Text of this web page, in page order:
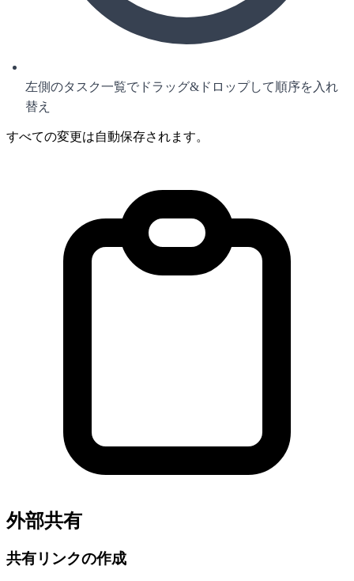
左側のタスク一覧でドラッグ&ドロップして順序を入れ
替え
すべての変更は自動保存されます。
外部共有
共有リンクの作成